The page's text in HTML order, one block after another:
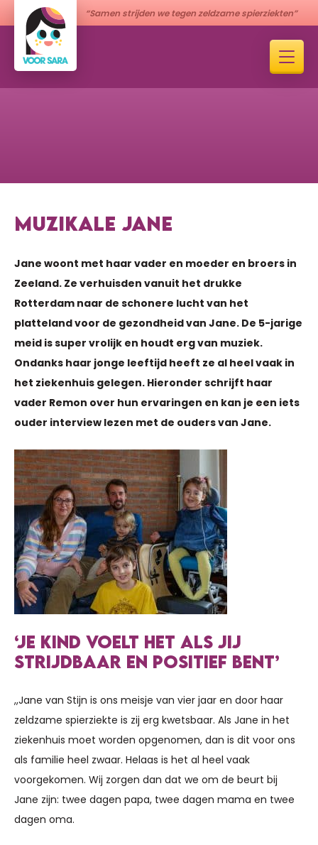
“Samen strijden we tegen zeldzame spierziekten”
MUZIKALE JANE
Jane woont met haar vader en moeder en broers in
Zeeland. Ze verhuisden vanuit het drukke
Rotterdam naar de schonere lucht van het
platteland voor de gezondheid van Jane. De 5-jarige
meid is super vrolijk en houdt erg van muziek.
Ondanks haar jonge leeftijd heeft ze al heel vaak in
het ziekenhuis gelegen. Hieronder schrijft haar
vader Remon over hun ervaringen en kan je een iets
ouder interview lezen met de ouders van Jane.
‘JE KIND VOELT HET ALS JIJ
STRIJDBAAR EN POSITIEF BENT’
,,Jane van Stijn is ons meisje van vier jaar en door haar
zeldzame spierziekte is zij erg kwetsbaar. Als Jane in het
ziekenhuis moet worden opgenomen, dan is dit voor ons
als familie heel zwaar. Helaas is het al heel vaak
voorgekomen. Wij zorgen dan dat we om de beurt bij
Jane zijn: twee dagen papa, twee dagen mama en twee
dagen oma.